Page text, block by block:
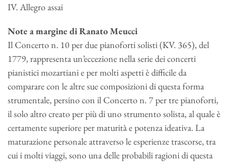
IV. Allegro assai
Note a margine di Ranato Meucci
Il Concerto n. 10 per due pianoforti solisti (KV. 365), del
1779, rappresenta un’eccezione nella serie dei concerti
pianistici mozartiani e per molti aspetti è difficile da
comparare con le altre sue composizioni di questa forma
strumentale, persino con il Concerto n. 7 per tre pianoforti,
il solo altro creato per più di uno strumento solista, al quale è
certamente superiore per maturità e potenza ideativa. La
maturazione personale attraverso le esperienze trascorse, tra
cui i molti viaggi, sono una delle probabili ragioni di questa